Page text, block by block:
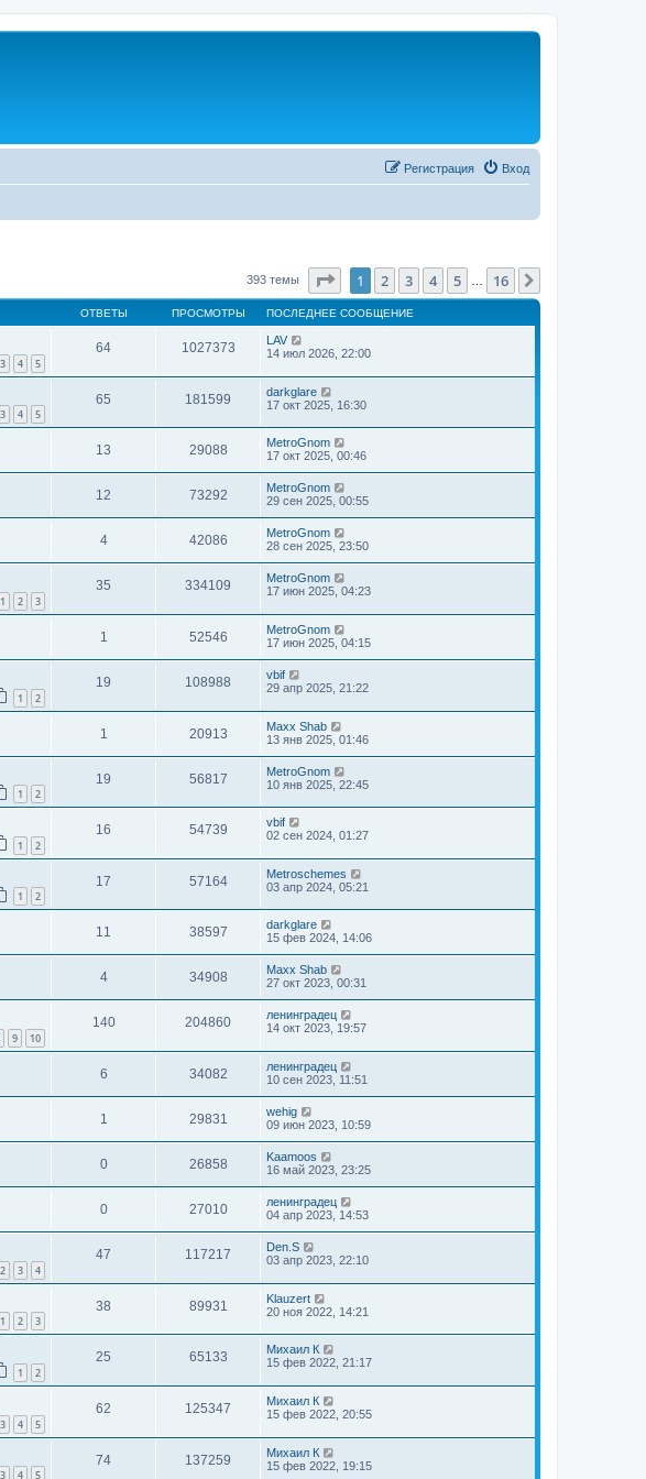
Вход
Регистрация
393 темы Страница1 из 16
1 2 3 4 5 16
ОТВЕТЫ ПРОСМОТРЫ ПОСЛЕДНЕЕ СООБЩЕНИЕ
3 4 5
64 1027373
LAV
14 июл 2026, 22:00
3 4 5
65 181599
darkglare
17 окт 2025, 16:30
13 29088
MetroGnom
17 окт 2025, 00:46
12 73292
MetroGnom
29 сен 2025, 00:55
4 42086
MetroGnom
28 сен 2025, 23:50
1 2 3
35 334109
MetroGnom
17 июн 2025, 04:23
1 52546
MetroGnom
17 июн 2025, 04:15
1 2
19 108988
vbif
29 апр 2025, 21:22
1 20913
Maxx Shab
13 янв 2025, 01:46
1 2
19 56817
MetroGnom
10 янв 2025, 22:45
1 2
16 54739
vbif
02 сен 2024, 01:27
1 2
17 57164
Metroschemes
03 апр 2024, 05:21
11 38597
darkglare
15 фев 2024, 14:06
4 34908
Maxx Shab
27 окт 2023, 00:31
9 10
140 204860
ленинградец
14 окт 2023, 19:57
6 34082
ленинградец
10 сен 2023, 11:51
1 29831
wehig
09 июн 2023, 10:59
0 26858
Kaamoos
16 май 2023, 23:25
0 27010
ленинградец
04 апр 2023, 14:53
2 3 4
47 117217
Den.S
03 апр 2023, 22:10
1 2 3
38 89931
Klauzert
20 ноя 2022, 14:21
1 2
25 65133
Михаил К
15 фев 2022, 21:17
3 4 5
62 125347
Михаил К
15 фев 2022, 20:55
3 4 5
74 137259
Михаил К
15 фев 2022, 19:15